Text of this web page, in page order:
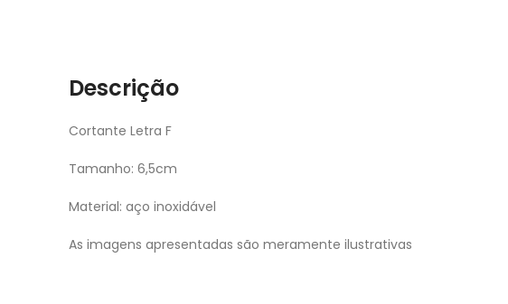
Descrição
Cortante Letra F
Tamanho: 6,5cm
Material: aço inoxidável
As imagens apresentadas são meramente ilustrativas